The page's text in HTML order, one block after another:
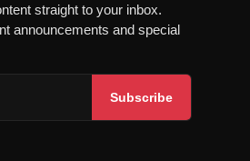
straight to your inbox.
announcements and special
Subscribe